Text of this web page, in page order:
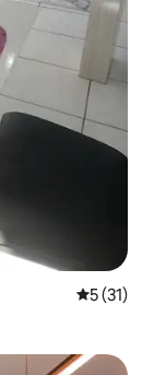
5 de uma
5 (31)